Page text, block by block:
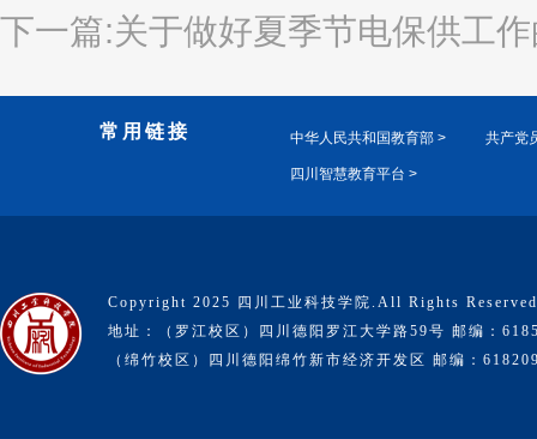
下一篇:关于做好夏季节电保供工
常用链接 中华人民共和国教育部 > 共产党
四川智慧教育平台 >
Copyright 2025 四川工业科技学院.All Rights
地址：（罗江校区）四川德阳罗江大学路59号 邮编：
（绵竹校区）四川德阳绵竹新市经济开发区 邮编：